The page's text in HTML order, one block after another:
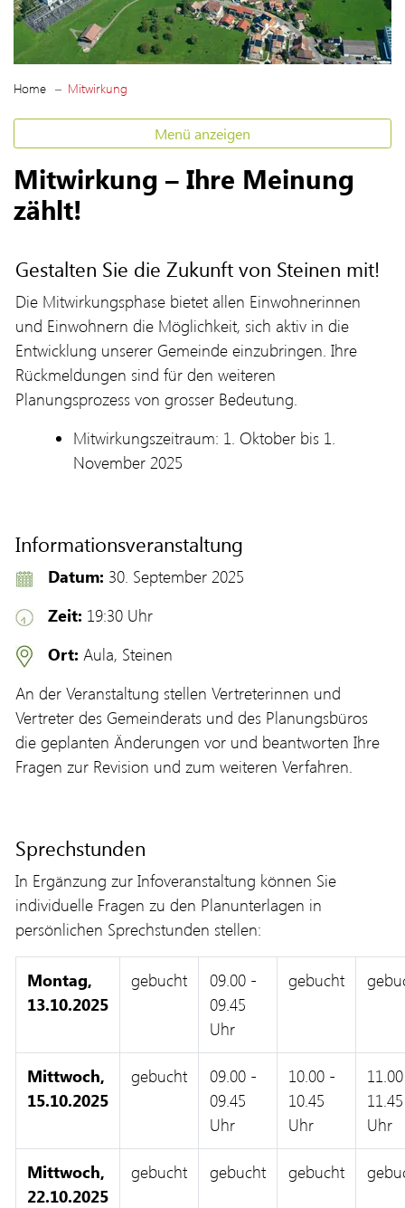
Home Mitwirkung
Menü anzeigen
Mitwirkung – Ihre Meinung
zählt!
Gestalten Sie die Zukunft von Steinen mit!
Die Mitwirkungsphase bietet allen Einwohnerinnen
und Einwohnern die Möglichkeit, sich aktiv in die
Entwicklung unserer Gemeinde einzubringen. Ihre
Rückmeldungen sind für den weiteren
Planungsprozess von grosser Bedeutung.
Mitwirkungszeitraum: 1. Oktober bis 1.
November 2025
Informationsveranstaltung
Datum: 30. September 2025
Zeit: 19:30 Uhr
Ort: Aula, Steinen
An der Veranstaltung stellen Vertreterinnen und
Vertreter des Gemeinderats und des Planungsbüros
die geplanten Änderungen vor und beantworten Ihre
Fragen zur Revision und zum weiteren Verfahren.
Sprechstunden
In Ergänzung zur Infoveranstaltung können Sie
individuelle Fragen zu den Planunterlagen in
persönlichen Sprechstunden stellen:
Montag,
13.10.2025
gebucht
09.00 -
09.45
Uhr
gebucht
Mittwoch,
15.10.2025
gebucht
09.00 -
09.45
Uhr
10.00 -
10.45
Uhr
11.45
Uhr
Mittwoch,
22.10.2025
gebucht gebucht gebucht